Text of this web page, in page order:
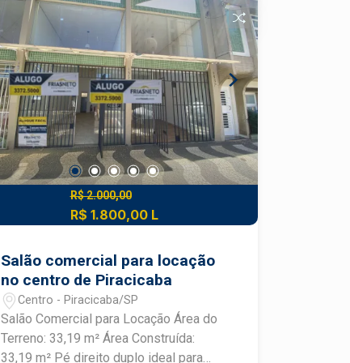
valorizado.
R$ 2.000,00
R$ 1.800,00 L
Salão comercial para locação
no centro de Piracicaba
Centro - Piracicaba/SP
Salão Comercial para Locação Área do
Terreno: 33,19 m² Área Construída:
33,19 m² Pé direito duplo ideal para